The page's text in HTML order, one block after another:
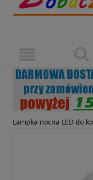
Lampka nocna LED do